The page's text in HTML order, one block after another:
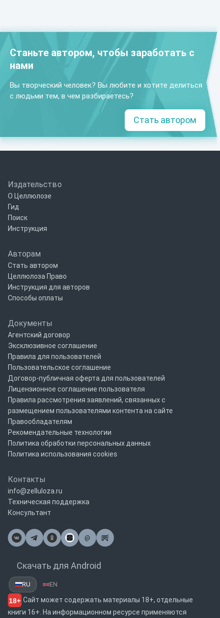
Станьте автором, чтобы заработать с
нами
Вы творческий человек? Вы любите и хотите делиться
с людьми тем, в чем разбираетесь?
Стать автором
Издательство
О Целлюлозе
Гид
Поиск
Инструкция
Авторам
Стать автором
Целлюлоза Право
Инструкция для авторов
Способы оплаты
Документы
Агентский договор
Эксклюзивное соглашение
Правила для пользователей
Пользовательское соглашение
Договор-публичная оферта для пользователей
Лицензионное соглашение пользователя
Правила рассмотрения заявлений, связанных с
размещением пользователями контента на сайте
Правообладателям
Рекомендательные технологии
Политика обработки персональных данных
Политика использования cookies
Контакты
info@zelluloza.ru
Техническая поддержка
Консультант
@
Почта
Скачать для Android
RU EN
18+ Сайт может содержать материалы 18+, отдельные
книги 16+. На информационном ресурсе применяются